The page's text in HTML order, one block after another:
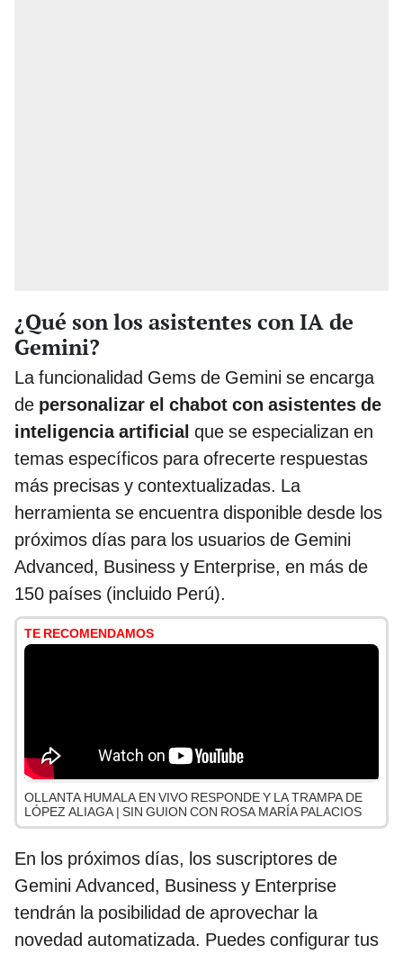
¿Qué son los asistentes con IA de
Gemini?
La funcionalidad Gems de Gemini se encarga
de personalizar el chabot con asistentes de
inteligencia artificial que se especializan en
temas específicos para ofrecerte respuestas
más precisas y contextualizadas. La
herramienta se encuentra disponible desde los
próximos días para los usuarios de Gemini
Advanced, Business y Enterprise, en más de
150 países (incluido Perú).
TE RECOMENDAMOS
OLLANTA HUMALA EN VIVO RESPONDE Y LA TRAMPA DE
LÓPEZ ALIAGA | SIN GUION CON ROSA MARÍA PALACIOS
En los próximos días, los suscriptores de
Gemini Advanced, Business y Enterprise
tendrán la posibilidad de aprovechar la
novedad automatizada. Puedes configurar tus